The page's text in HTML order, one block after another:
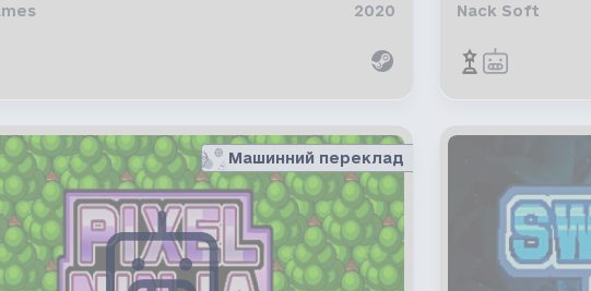
2020 Nack Soft
Машинний переклад